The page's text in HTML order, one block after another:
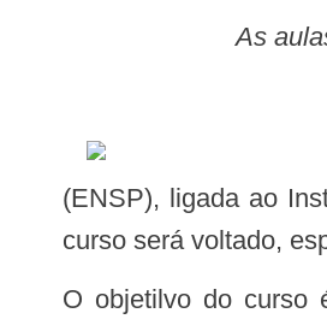
As
(ENSP), ligada ao
curso será voltado,
O objetilvo do curso é formar gestores e profissionais de saúde em atividades de pesquisa e desenvolvimento tecnológico